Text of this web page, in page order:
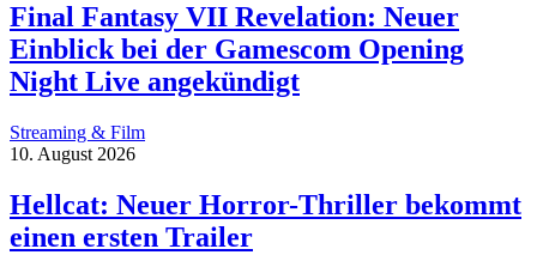
Final Fantasy VII Revelation: Neuer
Einblick bei der Gamescom Opening
Night Live angekündigt
Streaming & Film
10. August 2026
Hellcat: Neuer Horror-Thriller bekommt
einen ersten Trailer